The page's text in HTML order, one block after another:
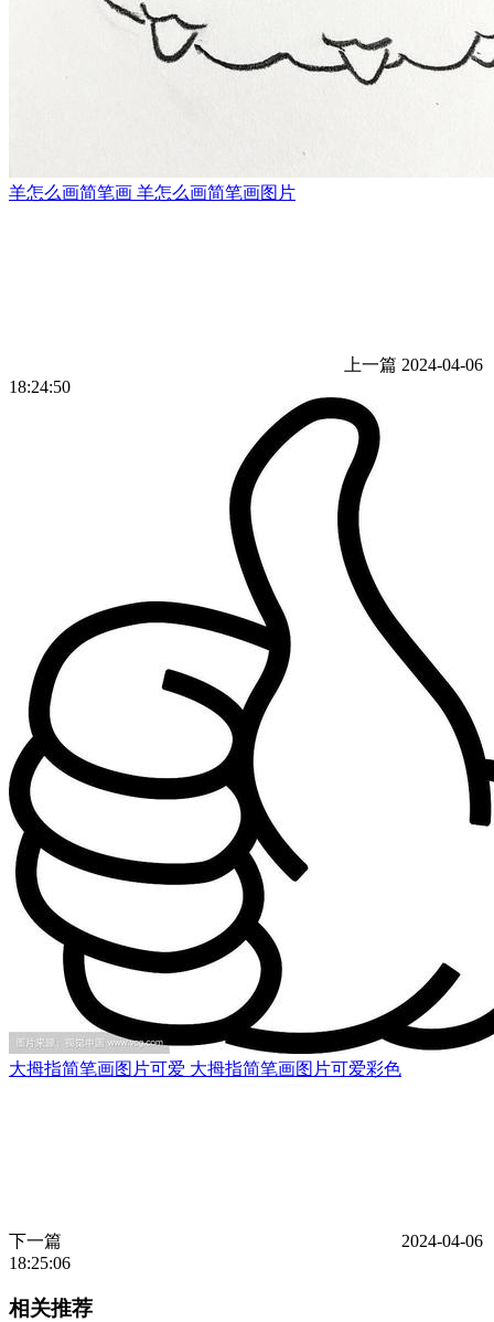
羊怎么画简笔画 羊怎么画简笔画图片
上一篇 2024-04-06
18:24:50
大拇指简笔画图片可爱 大拇指简笔画图片可爱彩色
下一篇
2024-04-06
18:25:06
相关推荐